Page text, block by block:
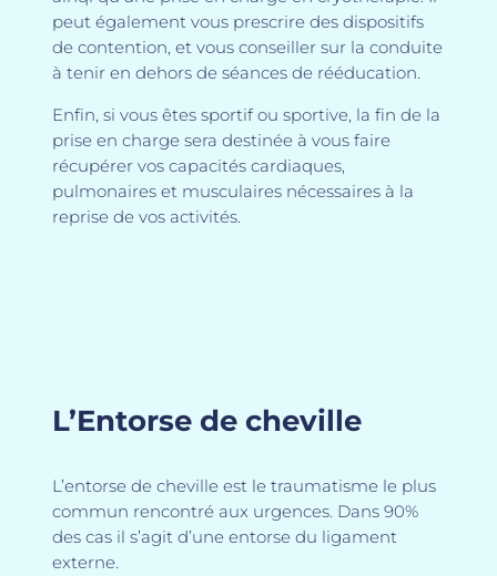
peut également vous prescrire des dispositifs
de contention, et vous conseiller sur la conduite
à tenir en dehors de séances de rééducation.
Enfin, si vous êtes sportif ou sportive, la fin de la
prise en charge sera destinée à vous faire
récupérer vos capacités cardiaques,
pulmonaires et musculaires nécessaires à la
reprise de vos activités.
L’Entorse de cheville
L’entorse de cheville est le traumatisme le plus
commun rencontré aux urgences. Dans 90%
des cas il s’agit d’une entorse du ligament
externe.